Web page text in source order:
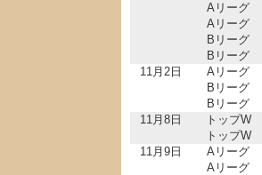
Aリーグ
Aリーグ
Bリーグ
Bリーグ
11月2日
Aリーグ
Bリーグ
Bリーグ
11月8日
トップW
トップW
11月9日
Aリーグ
Aリーグ